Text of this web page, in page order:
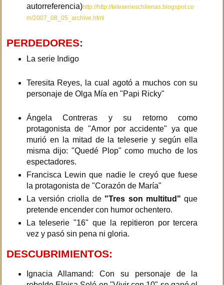
autorreferencia)http://http://teleserieschilenas.blogspot.co
m/2007_08_05_archive.html
PERDEDORES:
La serie Indigo
Teresita Reyes, la cual agotó a muchos con su
personaje de Olga Mía en "Papi Ricky"
Ángela Contreras y su retorno como
protagonista de "Amor por accidente" ya que
murió en la mitad de la teleserie y según ella
misma dijo: "Quedé Plop" como mucho de los
espectadores.
Francisca Lewin que nadie le creyó que fuese
la protagonista de "Corazón de María"
La versión criolla de "Tres son multitud" que
pretende encender con humor ochentero.
La teleserie "16" que la repitieron por tercera
vez y pasó sin pena ni gloria.
DESCUBRIMIENTOS:
Ignacia Allamand: Con su personaje de la